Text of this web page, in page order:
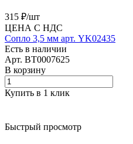
315 ₽/шт
ЦЕНА С НДС
Сопло 3,5 мм арт. YK02435
Есть в наличии
Арт. BT0007625
В корзину
Купить в 1 клик
Быстрый просмотр